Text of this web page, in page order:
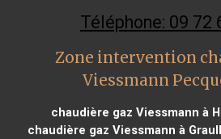
Téléphone: 09 72
Zone intervention
Viessmann
chaudière gaz Viessmann à
chaudière gaz Viessmann à